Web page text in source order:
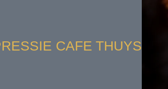
CAFE THUYS